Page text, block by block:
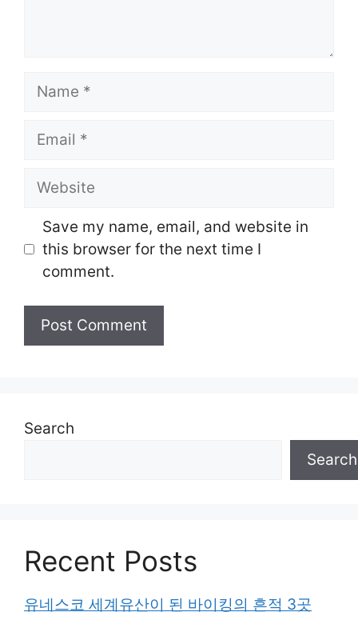
Name
Email
Website
Save my name, email, and website in
this browser for the next time I
comment.
Search
Search
Recent Posts
유네스코 세계유산이 된 바이킹의 흔적 3곳